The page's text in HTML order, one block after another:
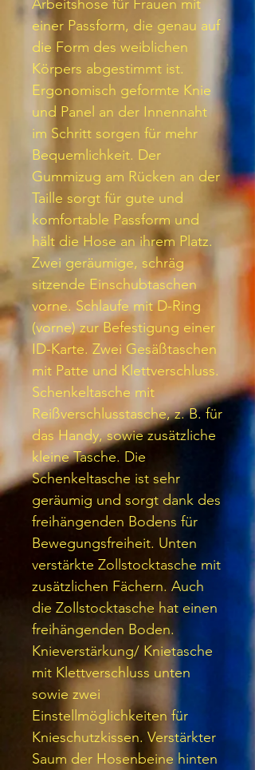
Arbeitshose für Frauen mit
einer Passform, die genau auf
die Form des weiblichen
Körpers abgestimmt ist.
Ergonomisch geformte Knie
und Panel an der Innennaht
im Schritt sorgen für mehr
Bequemlichkeit. Der
Gummizug am Rücken an der
Taille sorgt für gute und
komfortable Passform und
hält die Hose an ihrem Platz.
Zwei geräumige, schräg
sitzende Einschubtaschen
vorne. Schlaufe mit D-Ring
(vorne) zur Befestigung einer
ID-Karte. Zwei Gesäßtaschen
mit Patte und Klettverschluss.
Schenkeltasche mit
Reißverschlusstasche, z. B. für
das Handy, sowie zusätzliche
kleine Tasche. Die
Schenkeltasche ist sehr
geräumig und sorgt dank des
freihängenden Bodens für
Bewegungsfreiheit. Unten
verstärkte Zollstocktasche mit
zusätzlichen Fächern. Auch
die Zollstocktasche hat einen
freihängenden Boden.
Knieverstärkung/ Knietasche
mit Klettverschluss unten
sowie zwei
Einstellmöglichkeiten für
Knieschutzkissen. Verstärkter
Saum der Hosenbeine hinten